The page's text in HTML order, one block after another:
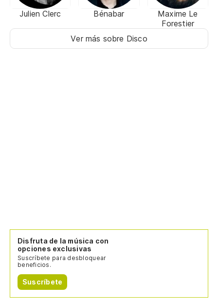
Julien Clerc Bénabar
Maxime Le
Forestier
Ver más sobre Disco
Disfruta de la música con
opciones exclusivas
Suscríbete para desbloquear
beneficios.
Suscríbete